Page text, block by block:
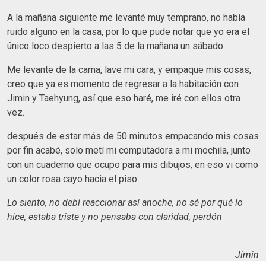
A la mañana siguiente me levanté muy temprano, no había
ruido alguno en la casa, por lo que pude notar que yo era el
único loco despierto a las 5 de la mañana un sábado.
Me levante de la cama, lave mi cara, y empaque mis cosas,
creo que ya es momento de regresar a la habitación con
Jimin y Taehyung, así que eso haré, me iré con ellos otra
vez.
después de estar más de 50 minutos empacando mis cosas
por fin acabé, solo metí mi computadora a mi mochila, junto
con un cuaderno que ocupo para mis dibujos, en eso vi como
un color rosa cayo hacia el piso.
Lo siento, no debí reaccionar así anoche, no sé por qué lo
hice, estaba triste y no pensaba con claridad, perdón
Jimin